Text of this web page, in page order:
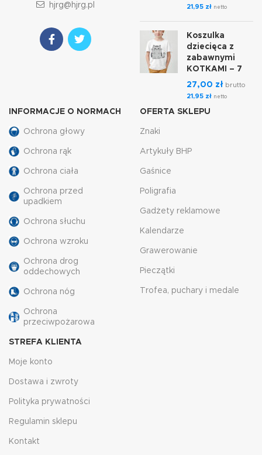
hjrg@hjrg.pl
21,95 zł netto
Koszulka
dziecięca z
zabawnymi
KOTKAMI – 7
27,00 zł brutto
21,95 zł netto
INFORMACJE O NORMACH
Ochrona głowy
Ochrona rąk
Ochrona ciała
Ochrona przed
upadkiem
Ochrona słuchu
Ochrona wzroku
Ochrona drog
oddechowych
Ochrona nóg
Ochrona
przeciwpożarowa
OFERTA SKLEPU
Znaki
Artykuły BHP
Gaśnice
Poligrafia
Gadżety reklamowe
Kalendarze
Grawerowanie
Pieczątki
Trofea, puchary i medale
STREFA KLIENTA
Moje konto
Dostawa i zwroty
Polityka prywatności
Regulamin sklepu
Kontakt